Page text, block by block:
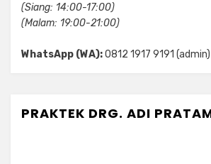
(Siang: 14:00-17:00)
(Malam: 19:00-21:00)
WhatsApp (WA):0812 1917 9191 (admin)
PRAKTEK DRG. ADI